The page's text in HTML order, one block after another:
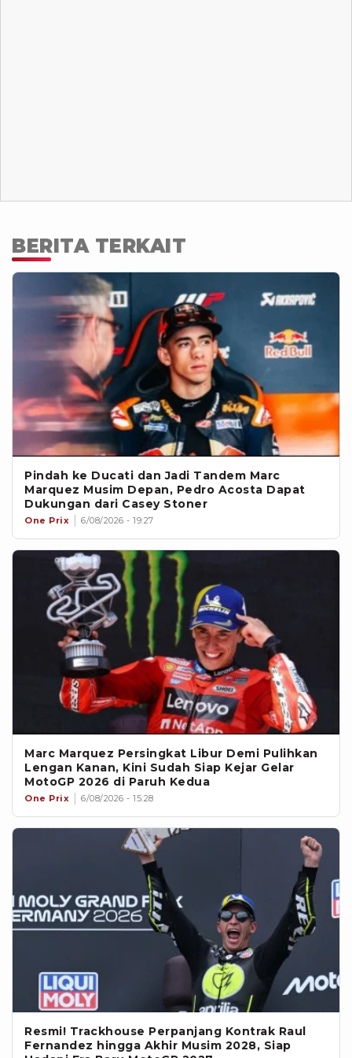
BERITA TERKAIT
Pindah ke Ducati dan Jadi Tandem Marc
Marquez Musim Depan, Pedro Acosta Dapat
Dukungan dari Casey Stoner
One Prix 6/08/2026 - 19:27
Marc Marquez Persingkat Libur Demi Pulihkan
Lengan Kanan, Kini Sudah Siap Kejar Gelar
MotoGP 2026 di Paruh Kedua
One Prix 6/08/2026 - 15:28
Resmi! Trackhouse Perpanjang Kontrak Raul
Fernandez hingga Akhir Musim 2028, Siap